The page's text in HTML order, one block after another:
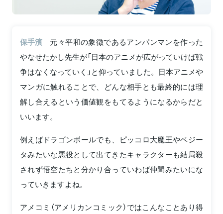
保手濱
元々平和の象徴であるアンパンマンを作った
やなせたかし先生が「日本のアニメが広がっていけば戦
争はなくなっていく」と仰っていました。日本アニメや
マンガに触れることで、どんな相手とも最終的には理
解し合えるという価値観をもてるようになるからだと
いいます。
例えばドラゴンボールでも、ピッコロ大魔王やベジー
タみたいな悪役として出てきたキャラクターも結局殺
されず悟空たちと分かり合っていわば仲間みたいにな
っていきますよね。
アメコミ（アメリカンコミック）ではこんなことあり得